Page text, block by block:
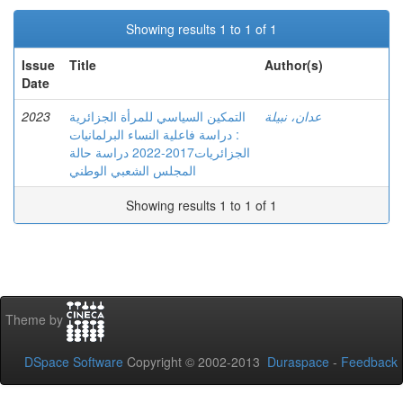
Showing results 1 to 1 of 1
Issue
Date
Title Author(s)
2023
التمكين السياسي للمرأة الجزائرية
: دراسة فاعلية النساء البرلمانيات
الجزائريات2017-2022 دراسة حالة
المجلس الشعبي الوطني
عدان، نبيلة
Showing results 1 to 1 of 1
Theme by
DSpace Software Copyright © 2002-2013 Duraspace - Feedback